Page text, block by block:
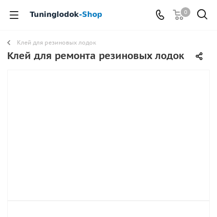
0
Клей для резиновых лодок
Клей для ремонта резиновых лодок